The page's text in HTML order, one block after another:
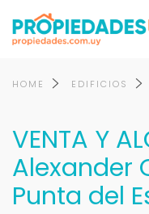
HOME EDIFICIOS
VENTA Y
Alexander
Punta del